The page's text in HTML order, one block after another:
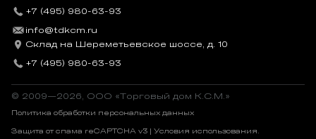
+7 (495) 980-63-93
info@tdkcm.ru
Склад на Шереметьевское шоссе, д. 10
+7 (495) 980-63-93
© 2009—2026, OOO «Торговый дом К.С.М.»
Политика обработки персональных данных
Защита от спама reCAPTCHA v3 | Условия использования.